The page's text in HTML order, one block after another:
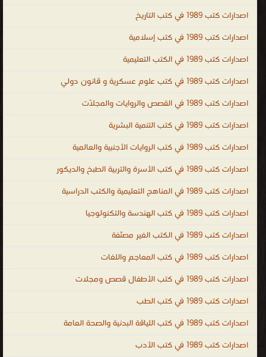
PDF ، المكتبة القانونية الشاملة PDF ، تحميل كتب العلوم السياسية
legal sciences ، law books PDF ، law books online ، law books for
criminal law books ، law books for sale ، free law books ، law
سياسية وقانونية
اصدارات كتب 1989 في كتب التاريخ
اصدارات كتب 1989 في كتب إسلامية
اصدارات كتب 1989 في الكتب التعليمية
اصدارات كتب 1989 في كتب علوم عسكرية و قانون دولي
اصدارات كتب 1989 في القصص والروايات والمجلّات
اصدارات كتب 1989 في كتب التنمية البشرية
اصدارات كتب 1989 في كتب الروايات الأجنبية والعالمية
اصدارات كتب 1989 في كتب الأسرة والتربية الطبخ والديكور
اصدارات كتب 1989 في المناهج التعليمية والكتب الدراسية
اصدارات كتب 1989 في كتب الهندسة والتكنولوجيا
اصدارات كتب 1989 في الكتب الغير مصنّفة
اصدارات كتب 1989 في كتب المعاجم واللغات
اصدارات كتب 1989 في كتب الأطفال قصص ومجلات
اصدارات كتب 1989 في كتب الطب
اصدارات كتب 1989 في كتب اللياقة البدنية والصحة العامة
اصدارات كتب 1989 في كتب الأدب